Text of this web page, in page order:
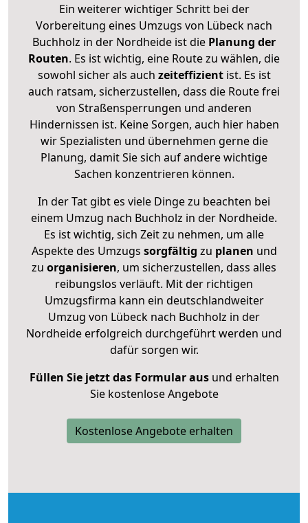
Ein weiterer wichtiger Schritt bei der
Vorbereitung eines Umzugs von Lübeck nach
Buchholz in der Nordheide ist die Planung der
Routen. Es ist wichtig, eine Route zu wählen, die
sowohl sicher als auch zeiteffizientist. Es ist
auch ratsam, sicherzustellen, dass die Route frei
von Straßensperrungen und anderen
Hindernissen ist. Keine Sorgen, auch hier haben
wir Spezialisten und übernehmen gerne die
Planung, damit Sie sich auf andere wichtige
Sachen konzentrieren können.
In der Tat gibt es viele Dinge zu beachten bei
einem Umzug nach Buchholz in der Nordheide.
Es ist wichtig, sich Zeit zu nehmen, um alle
Aspekte des Umzugs sorgfältig zu planen und
zu organisieren, um sicherzustellen, dass alles
reibungslos verläuft. Mit der richtigen
Umzugsfirma kann ein deutschlandweiter
Umzug von Lübeck nach Buchholz in der
Nordheide erfolgreich durchgeführt werden und
dafür sorgen wir.
Füllen Sie jetzt das Formular ausund erhalten
Sie kostenlose Angebote
Kostenlose Angebote erhalten